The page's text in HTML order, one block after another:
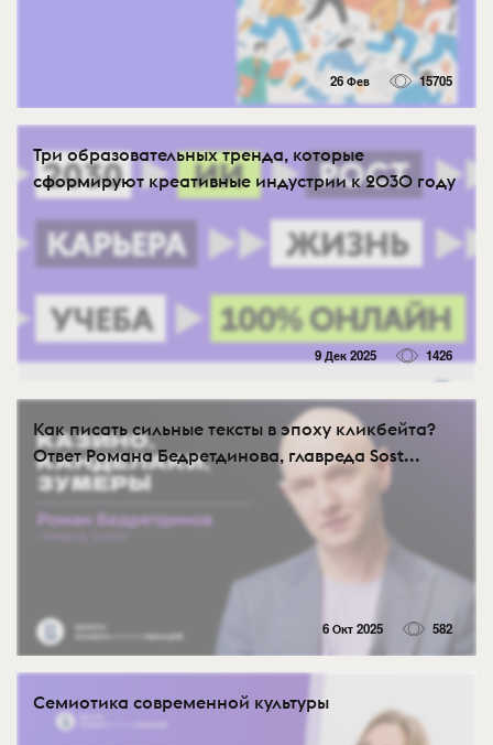
26 Фев 15705
Три образовательных тренда, которые
сформируют креативные индустрии к 2030 году
9 Дек 2025 1426
Как писать сильные тексты в эпоху кликбейта?
Ответ Романа Бедретдинова, главреда Sost...
6 Окт 2025 582
Семиотика современной культуры